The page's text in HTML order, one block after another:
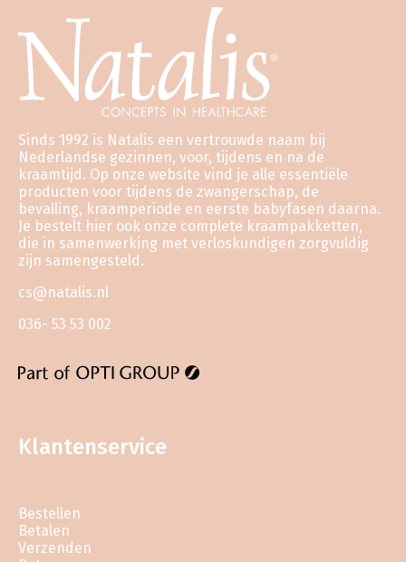
Sinds 1992 is Natalis een vertrouwde naam bij
Nederlandse gezinnen, voor, tijdens en na de
kraamtijd. Op onze website vind je alle essentiële
producten voor tijdens de zwangerschap, de
bevalling, kraamperiode en eerste babyfasen daarna.
Je bestelt hier ook onze complete kraampakketten,
die in samenwerking met verloskundigen zorgvuldig
zijn samengesteld.
cs@natalis.nl
036- 53 53 002
Klantenservice
Bestellen
Betalen
Verzenden